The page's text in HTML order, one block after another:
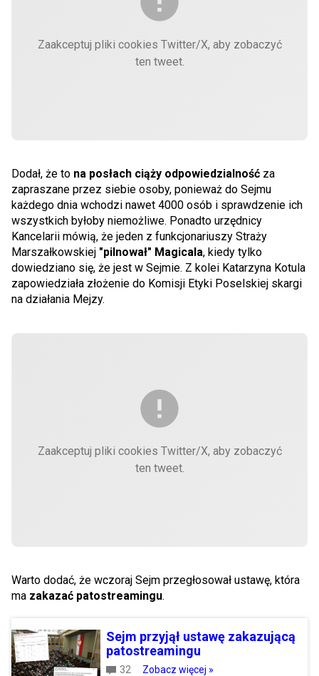
Zaakceptuj pliki cookies Twitter/X, aby zobaczyć
ten tweet.
Dodał, że to na posłach ciąży odpowiedzialność za
zapraszane przez siebie osoby, ponieważ do Sejmu
każdego dnia wchodzi nawet 4000 osób i sprawdzenie ich
wszystkich byłoby niemożliwe. Ponadto urzędnicy
Kancelarii mówią, że jeden z funkcjonariuszy Straży
Marszałkowskiej "pilnował" Magicala, kiedy tylko
dowiedziano się, że jest w Sejmie. Z kolei Katarzyna Kotula
zapowiedziała złożenie do Komisji Etyki Poselskiej skargi
na działania Mejzy.
Zaakceptuj pliki cookies Twitter/X, aby zobaczyć
ten tweet.
Warto dodać, że wczoraj Sejm przegłosował ustawę, która
ma zakazać patostreamingu.
Sejm przyjął ustawę zakazującą
patostreamingu
32 Zobacz więcej »